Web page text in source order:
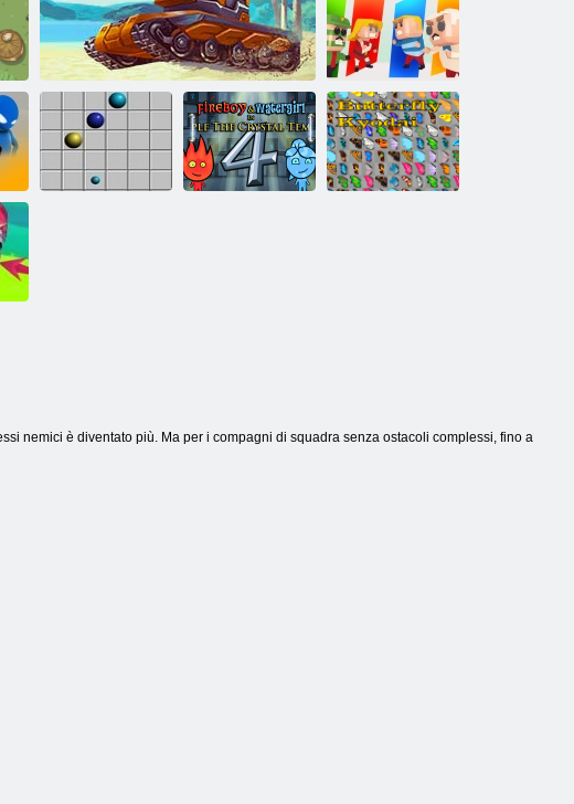
Serbatoio
Struggle
Kowara
nemici è diventato più. Ma per i compagni di squadra senza ostacoli complessi, fino a